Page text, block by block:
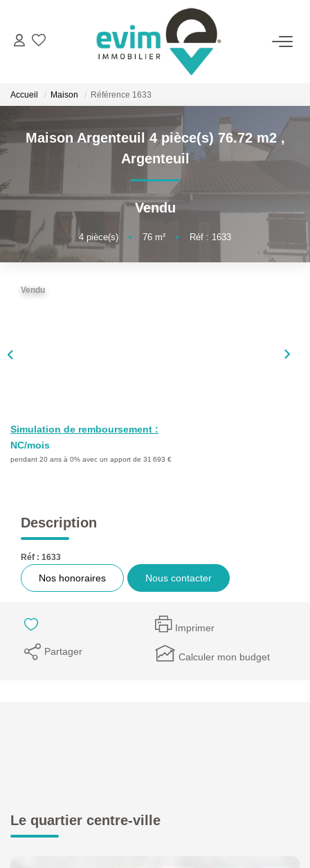
ACHETER
ESTIMER
VENDRE
GESTION
Accueil Maison Référence 1633
Maison Argenteuil 4 pièce(s) 76.72 m2,
Argenteuil
Vendu
4 pièce(s) • 76 m² • Réf : 1633
Vendu
Simulation de remboursement :
NC/mois
pendant 20 ans à 0% avec un apport de 31 693 €
Description
Réf : 1633
Nos honoraires Nous contacter
Imprimer
Partager Calculer mon budget
Le quartier centre-ville